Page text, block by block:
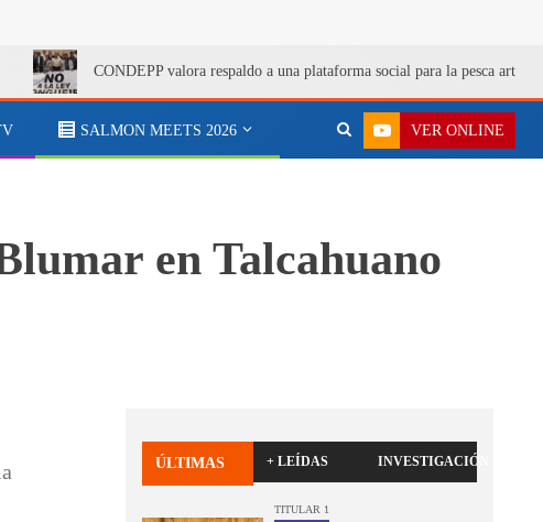
CONDEPP valora respaldo a una plataforma social para la pesca
SALMON MEETS 2026 VER ONLINE
en Talcahuano
ÚLTIMAS + LEÍDAS INVESTIGACIÓN
TITULAR 1